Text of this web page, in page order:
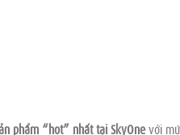
phẩm “hot” nhất tại SkyOnevới